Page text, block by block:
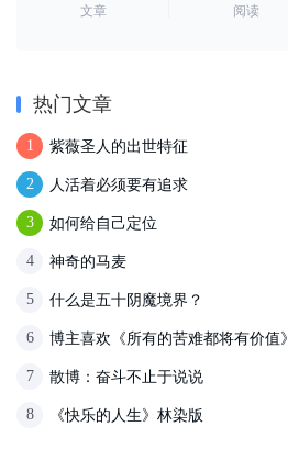
文章 阅读
热门文章
1 紫薇圣人的出世特征
2 人活着必须要有追求
3 如何给自己定位
4 神奇的马麦
5 什么是五十阴魔境界？
6 博主喜欢《所有的苦难都将有价值》
7 散博：奋斗不止于说说
8 《快乐的人生》林染版